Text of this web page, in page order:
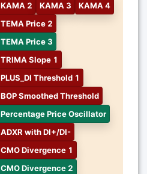
KAMA 2 KAMA 3
KAMA 4
TEMA Price 2
TEMA Price 3
TRIMA Slope 1
PLUS_DI Threshold 1
BOP Smoothed Threshold
Percentage Price Oscillator
ADXR with DI+/DI-
CMO Divergence 1
CMO Divergence 2